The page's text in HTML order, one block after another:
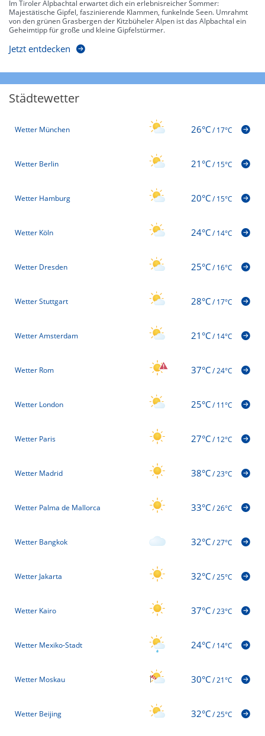
Im Tiroler Alpbachtal erwartet dich ein erlebnisreicher Sommer:
Majestätische Gipfel, faszinierende Klammen, funkelnde Seen. Umrahmt
von den grünen Grasbergen der Kitzbüheler Alpen ist das Alpbachtal ein
Geheimtipp für große und kleine Gipfelstürmer.
Jetzt entdecken
Städtewetter
Wetter München 26°C/17°C
Wetter Berlin 21°C/15°C
Wetter Hamburg 20°C/15°C
Wetter Köln 24°C/14°C
Wetter Dresden 25°C/16°C
Wetter Stuttgart 28°C/17°C
Wetter Amsterdam 21°C/14°C
Wetter Rom 37°C/24°C
Wetter London 25°C/11°C
Wetter Paris 27°C/12°C
Wetter Madrid 38°C/23°C
Wetter Palma de Mallorca 33°C/26°C
Wetter Bangkok 32°C/27°C
Wetter Jakarta 32°C/25°C
Wetter Kairo 37°C/23°C
Wetter Mexiko-Stadt 24°C/14°C
Wetter Moskau 30°C/21°C
Wetter Beijing 32°C/25°C